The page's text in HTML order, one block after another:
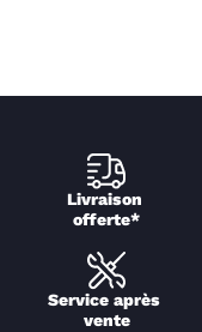
Livraison
offerte*
Service après
vente